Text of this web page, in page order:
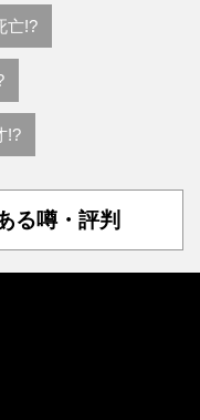
亡!?
!?
る噂・評判